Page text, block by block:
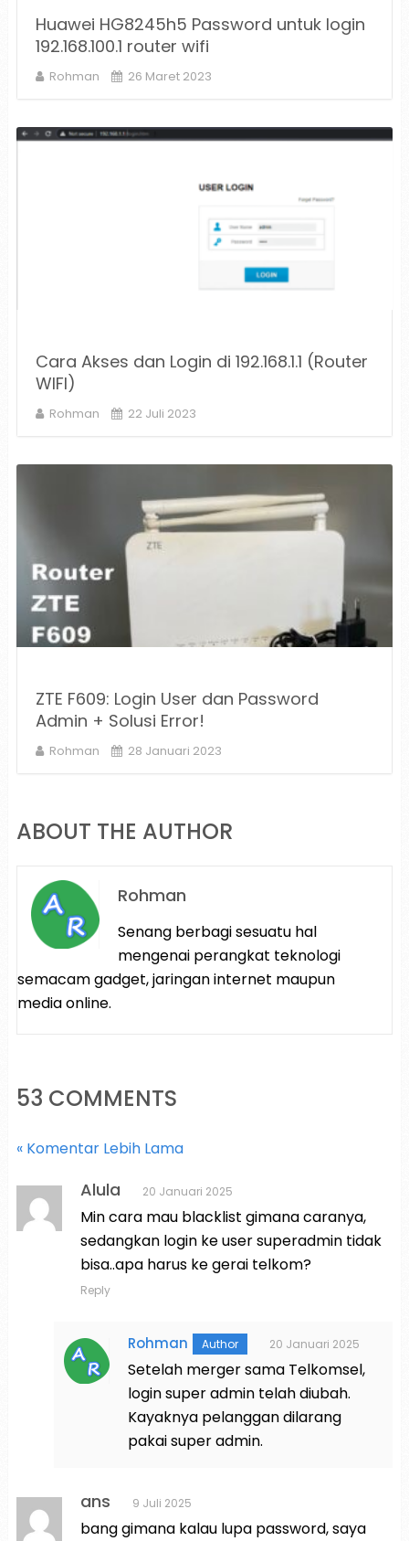
Huawei HG8245h5 Password untuk login
192.168.100.1 router wifi
Rohman 26 Maret 2023
Cara Akses dan Login di 192.168.1.1 (Router
WIFI)
Rohman 22 Juli 2023
ZTE F609: Login User dan Password
Admin + Solusi Error!
Rohman 28 Januari 2023
ABOUT THE AUTHOR
Rohman
Senang berbagi sesuatu hal
mengenai perangkat teknologi
semacam gadget, jaringan internet maupun
media online.
53 COMMENTS
« Komentar Lebih Lama
Alula 20 Januari 2025
Min cara mau blacklist gimana caranya,
sedangkan login ke user superadmin tidak
bisa..apa harus ke gerai telkom?
Reply
Rohman 20 Januari 2025
Setelah merger sama Telkomsel,
login super admin telah diubah.
Kayaknya pelanggan dilarang
pakai super admin.
ans 9 Juli 2025
bang gimana kalau lupa password, saya